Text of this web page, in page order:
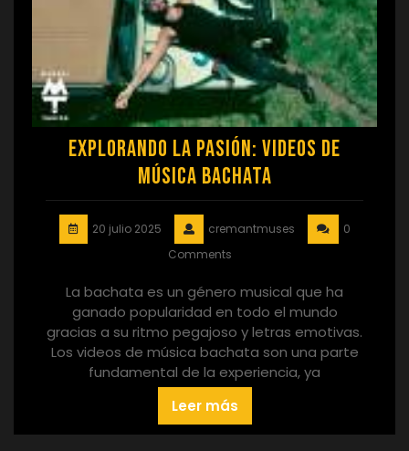
Explorando la Pasión: Videos de
Música Bachata
20 julio 2025 cremantmuses
0
Comments
La bachata es un género musical que ha
ganado popularidad en todo el mundo
gracias a su ritmo pegajoso y letras emotivas.
Los videos de música bachata son una parte
fundamental de la experiencia, ya
Leer más